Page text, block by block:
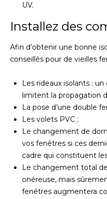
UV.
Installez des
Afin d’obtenir une bonne
conseillés pour de vieilles
Les rideaux isolants :
limitent la propagation
La pose d’une double
Les volets PVC ;
Le changement de
vos fenêtres si ces
cadre qui constituent
Le changement total
onéreuse, mais
fenêtres augmentera